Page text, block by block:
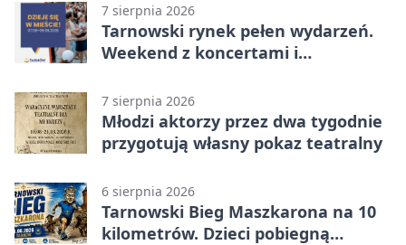
7 sierpnia 2026
Tarnowski rynek pełen wydarzeń.
Weekend z koncertami i
7 sierpnia 2026
Młodzi aktorzy przez dwa tygodnie
przygotują własny pokaz teatralny
6 sierpnia 2026
Tarnowski Bieg Maszkarona na 10
kilometrów. Dzieci pobiegną